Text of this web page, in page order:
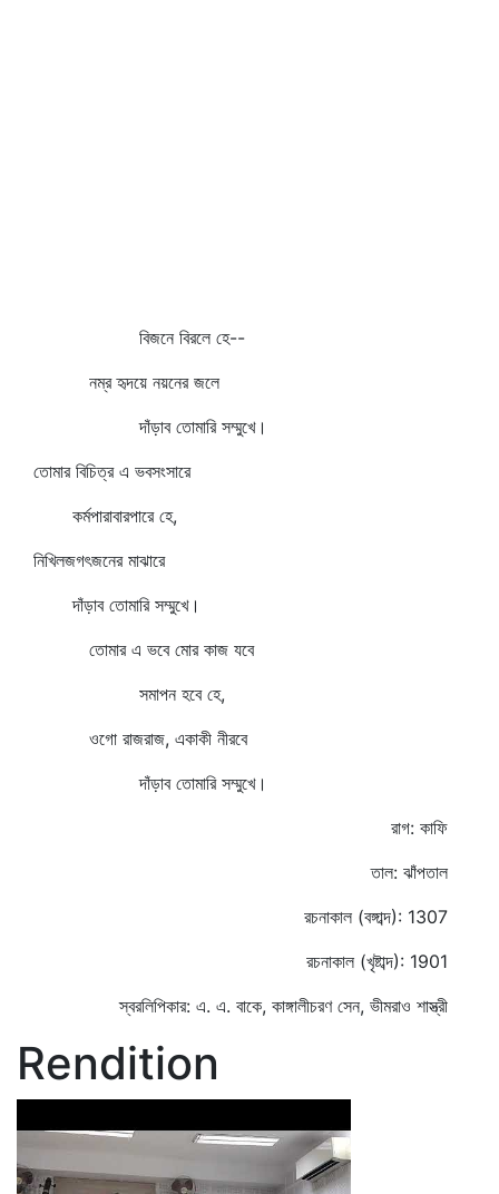
বিজনে বিরলে হে--
নম্র হৃদয়ে নয়নের জলে
দাঁড়াব তোমারি সম্মুখে।
তোমার বিচিত্র এ ভবসংসারে
কর্মপারাবারপারে হে,
নিখিলজগৎজনের মাঝারে
দাঁড়াব তোমারি সম্মুখে।
তোমার এ ভবে মোর কাজ যবে
সমাপন হবে হে,
ওগো রাজরাজ, একাকী নীরবে
দাঁড়াব তোমারি সম্মুখে।
রাগ: কাফি
তাল: ঝাঁপতাল
রচনাকাল (বঙ্গাব্দ): 1307
রচনাকাল (খৃষ্টাব্দ): 1901
স্বরলিপিকার: এ. এ. বাকে, কাঙ্গালীচরণ সেন, ভীমরাও শাস্ত্রী
Rendition